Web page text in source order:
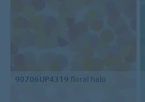
90706UP4319 floral halo